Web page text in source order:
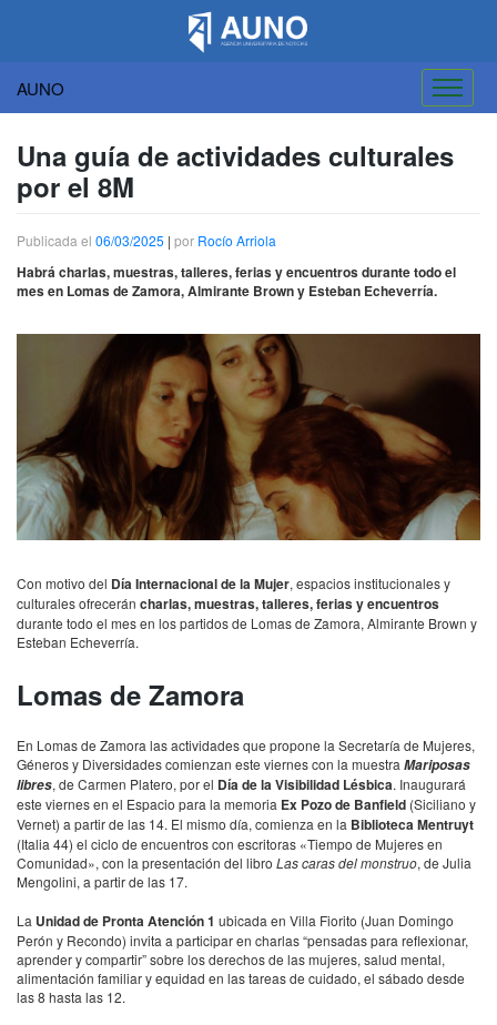
AUNO
contenido
Una guía de actividades culturales
por el 8M
Publicada el 06/03/2025 | por Rocío Arriola
Habrá charlas, muestras, talleres, ferias y encuentros durante todo el
mes en Lomas de Zamora, Almirante Brown y Esteban Echeverría.
Con motivo del Día Internacional de la Mujer, espacios institucionales y
culturales ofrecerán charlas, muestras, talleres, ferias y encuentros
durante todo el mes en los partidos de Lomas de Zamora, Almirante Brown y
Esteban Echeverría.
Lomas de Zamora
En Lomas de Zamora las actividades que propone la Secretaría de Mujeres,
Géneros y Diversidades comienzan este viernes con la muestra Mariposas
libres, de Carmen Platero, por el Día de la Visibilidad Lésbica. Inaugurará
este viernes en el Espacio para la memoria Ex Pozo de Banfield (Siciliano y
Vernet) a partir de las 14. El mismo día, comienza en la Biblioteca Mentruyt
(Italia 44) el ciclo de encuentros con escritoras «Tiempo de Mujeres en
Comunidad», con la presentación del libro Las caras del monstruo, de Julia
Mengolini, a partir de las 17.
La Unidad de Pronta Atención 1 ubicada en Villa Fiorito (Juan Domingo
Perón y Recondo) invita a participar en charlas “pensadas para reflexionar,
aprender y compartir” sobre los derechos de las mujeres, salud mental,
alimentación familiar y equidad en las tareas de cuidado, el sábado desde
las 8 hasta las 12.